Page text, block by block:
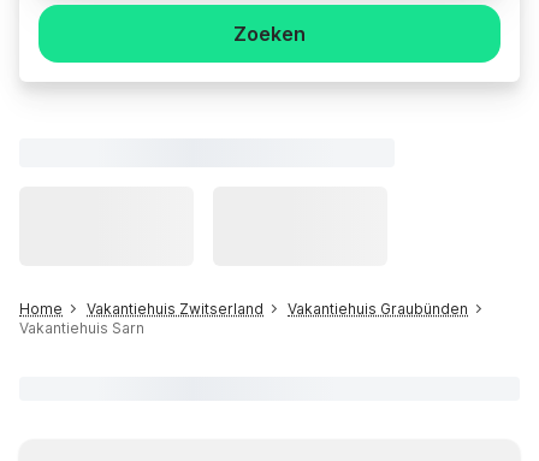
Zoeken
Home Vakantiehuis Zwitserland
Vakantiehuis Graubünden
Vakantiehuis Sarn